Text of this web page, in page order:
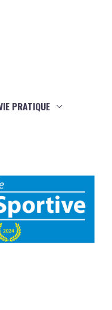
PRATIQUE